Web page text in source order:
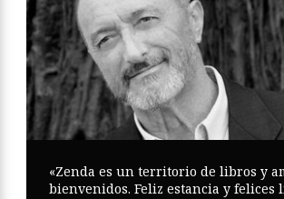
«Zenda es un territorio de libros y
bienvenidos. Feliz estancia y felices